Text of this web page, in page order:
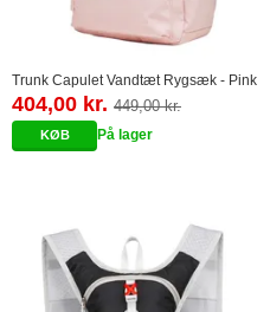
Trunk Capulet Vandtæt Rygsæk - Pink
404,00 kr. 449,00 kr.
På lager